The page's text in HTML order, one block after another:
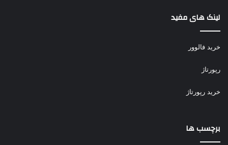
لینک های مفید
خرید فالوور
رپورتاژ
خرید رپورتاژ
برچسب ها